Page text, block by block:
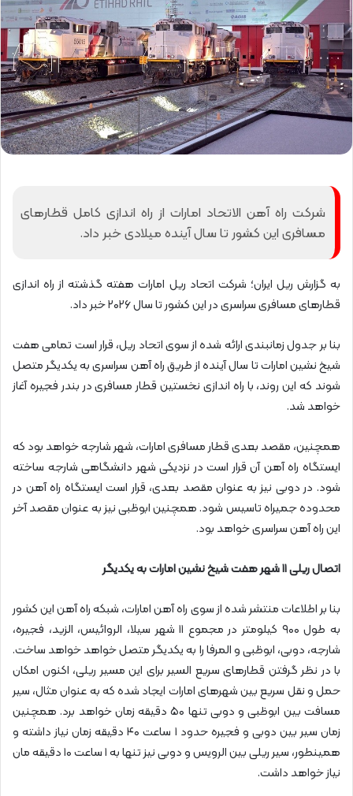
شرکت راه آهن الاتحاد امارات از راه اندازی کامل قطارهای
مسافری این کشور تا سال آینده میلادی خبر داد.
به گزارش ریل ایران؛ شرکت اتحاد ریل امارات هفته گذشته از راه اندازی
قطارهای مسافری سراسری در این کشور تا سال ۲۰۲۶ خبر داد.
بنا بر جدول زمانبندی ارائه شده از سوی اتحاد ریل، قرار است تمامی هفت
شیخ نشین امارات تا سال آینده از طریق راه آهن سراسری به یکدیگر متصل
شوند که این روند، با راه اندازی نخستین قطار مسافری در بندر فجیره آغاز
خواهد شد.
همچنین، مقصد بعدی قطار مسافری امارات، شهر شارجه خواهد بود که
ایستگاه راه آهن آن قرار است در نزدیکی شهر دانشگاهی شارجه ساخته
شود. در دوبی نیز به عنوان مقصد بعدی، قرار است ایستگاه راه آهن در
محدوده جمیراه تاسیس شود. همچنین ابوظبی نیز به عنوان مقصد آخر
این راه آهن سراسری خواهد بود.
اتصال ریلی ۱۱ شهر هفت شیخ نشین امارات به یکدیگر
بنا بر اطلاعات منتشر شده از سوی راه آهن امارات، شبکه راه آهن این کشور
به طول ۹۰۰ کیلومتر در مجموع ۱۱ شهر سیلا، الروائیس، الزید، فجیره،
شارجه، دوبی، ابوظبی و المرفا را به یکدیگر متصل خواهد خواهد ساخت.
با در نظر گرفتن قطارهای سریع السیر برای این مسیر ریلی، اکنون امکان
حمل و نقل سریع بین شهرهای امارات ایجاد شده که به عنوان مثال، سیر
مسافت بین ابوظبی و دوبی تنها ۵۰ دقیقه زمان خواهد برد. همچنین
زمان سیر بین دوبی و فجیره حدود ۱ ساعت ۴۰ دقیقه زمان نیاز داشته و
همینطور، سیر ریلی بین الرویس و دوبی نیز تنها به ۱ ساعت ۱۰ دقیقه مان
نیاز خواهد داشت.